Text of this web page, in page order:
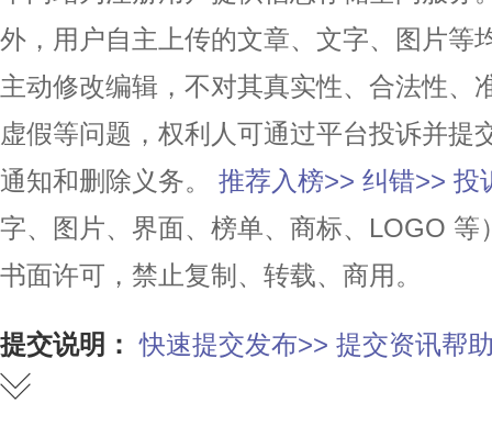
外，用户自主上传的文章、文字、图片等
主动修改编辑，不对其真实性、合法性、
虚假等问题，权利人可通过平台投诉并提
通知和删除义务。
推荐入榜>> 纠错>> 投
字、图片、界面、榜单、商标、LOGO
书面许可，禁止复制、转载、商用。
提交说明： 快速提交发布>> 提交资讯帮